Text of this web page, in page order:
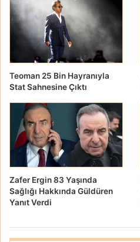
Teoman 25 Bin Hayranıyla
Stat Sahnesine Çıktı
Zafer Ergin 83 Yaşında
Sağlığı Hakkında Güldüren
Yanıt Verdi